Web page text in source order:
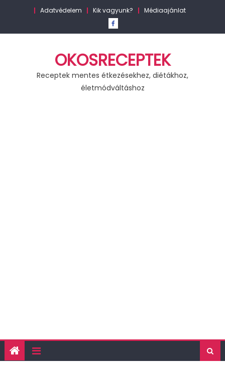
Adatvédelem Kik vagyunk? Médiaajánlat
OKOSRECEPTEK
Receptek mentes étkezésekhez, diétákhoz,
életmódváltáshoz